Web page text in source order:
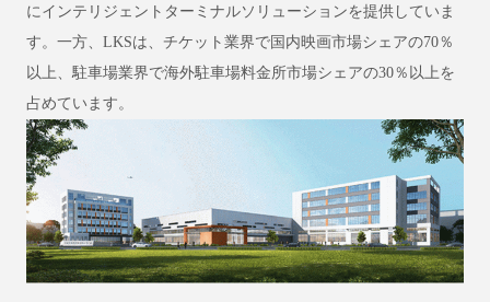
にインテリジェントターミナルソリューションを提供していま
す。一方、LKSは、チケット業界で国内映画市場シェアの70％
以上、駐車場業界で海外駐車場料金所市場シェアの30％以上を
占めています。